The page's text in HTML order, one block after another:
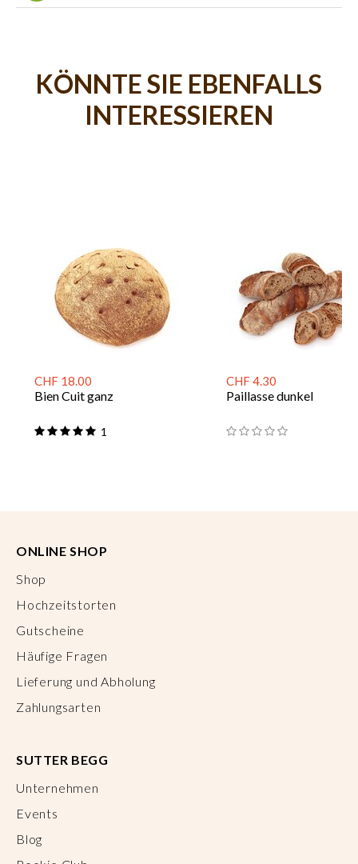
KÖNNTE SIE EBENFALLS
INTERESSIEREN
CHF 18.00
Bien Cuit ganz
1
CHF 4.30
Paillasse dunkel
ONLINE SHOP
Shop
Hochzeitstorten
Gutscheine
Häufige Fragen
Lieferung und Abholung
Zahlungsarten
SUTTER BEGG
Unternehmen
Events
Blog